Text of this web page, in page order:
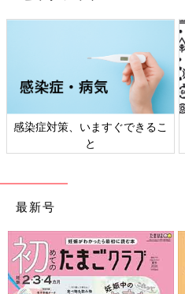
monchi_life.s2さんはダイソーで
購入しました。くまちゃんシリ
て、迷いながら厳選したんだそ
コスパもgoodですよね！
感染症対策、いますぐできるこ
と
最新号